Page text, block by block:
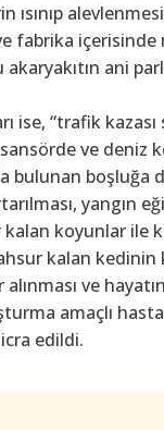
ısınıp
fabrika içerisinde
akaryakıtın ani
ise, “trafik kazası
ve deniz
bulunan boşluğa
yangın
koyunlar ile
kalan kedinin
ve
amaçlı
edildi.